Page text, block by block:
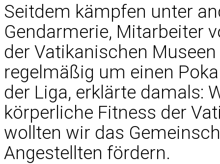
Seitdem kämpfen unter
Gendarmerie, Mitarbeiter
der Vatikanischen Museen
regelmäßig um einen
der Liga, erklärte damals:
körperliche Fitness der
wollten wir das
Angestellten fördern.